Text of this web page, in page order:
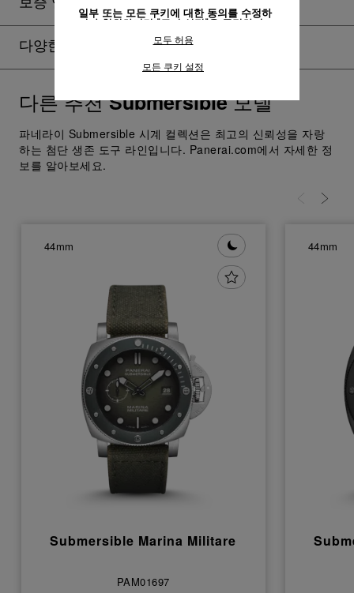
보증 연장
다양한 룩 연출하기
다른 추천Submersible모델
파네라이 Submersible 시계 컬렉션은 최고의 신뢰성을 자랑
하는 첨단 생존 도구 라인입니다. Panerai.com에서 자세한 정
보를 알아보세요.
44mm
Submersible Marina Militare
PAM01697
44mm
일부 또는 모든 쿠키에 대한 동의를 수정하
거나 철회하려면 "쿠키 설정"을 클릭하거
수집하는 정보" 섹션을 참조하여 자세히 알
모든 쿠키의 사용에 동의하시려면 "모두 허
"모두 거부"를 클릭하시면 기술 쿠키만 사
용하는 데 동의하게 됩니다.
모두 허용
모든 쿠키 설정